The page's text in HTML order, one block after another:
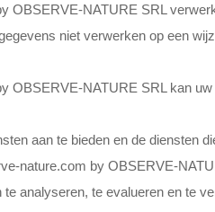
OBSERVE-NATURE SRL
niet verwerken op een
OBSERVE-NATURE SRL kan
aan te bieden en de diensten
nature.com by OBSERVE-
te analyseren, te evalueren en te